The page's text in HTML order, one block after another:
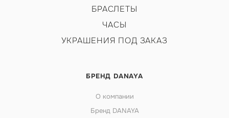
БРАСЛЕТЫ
ЧАСЫ
УКРАШЕНИЯ ПОД ЗАКАЗ
БРЕНД DANAYA
О компании
Бренд DANAYA